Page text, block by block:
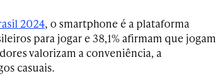
2024, o smartphone é a plataforma
para jogar e 38,1% afirmam que jogam
valorizam a conveniência, a
casuais.